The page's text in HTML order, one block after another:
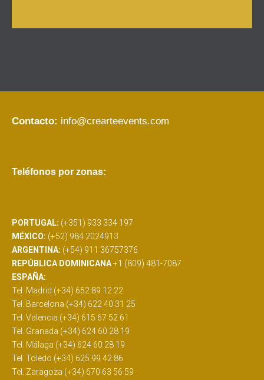
Contacto: info@crearteevents.com
Teléfonos por zonas:
PORTUGAL: (+351) 933 334 197
MÉXICO: (+52) 984 2024913
ARGENTINA: (+54) 911 36757376
REPÚBLICA DOMINICANA+1 (809) 481-7087
ESPAÑA:
Tel. Madrid (+34) 652 89 12 22
Tel. Barcelona (+34) 622 40 31 25
Tel. Valencia (+34) 615 67 52 61
Tel. Granada (+34) 624 60 28 19
Tel. Málaga (+34) 624 60 28 19
Tel. Toledo (+34) 625 99 42 86
Tel. Zaragoza (+34) 670 63 56 59